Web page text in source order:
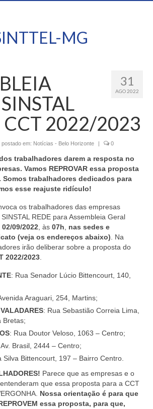
MG
31
AGO 2022
CCT 2022/2023
postado em: Notícias - Belo Horizonte | 0
trabalhadores darem a resposta no
Vamos REPROVAR essa proposta
Somos trabalhadores dedicados para
esse reajuste ridículo!
os trabalhadores das empresas
REDE para Assembleia Geral
02/09/2022 , às 07h
nas sedes e
(veja os endereços abaixo) . Na
irão deliberar sobre a proposta do
2022/2023
: Rua Senador Lúcio Bittencourt, 140,
Araguari, 254, Martins;
: Rua Sebastião Correia Lima,
Bretas;
: Rua Doutor Veloso, 1063 – Centro;
Av. Brasil, 2444 – Centro;
Silva Bittencourt, 197 – Bairro Centro.
Parece que as empresas e o
que essa proposta para a CCT
Nossa orientação é para que
essa proposta, para que,